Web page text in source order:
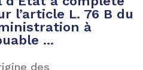
l’article L. 76 B du
à
...
des